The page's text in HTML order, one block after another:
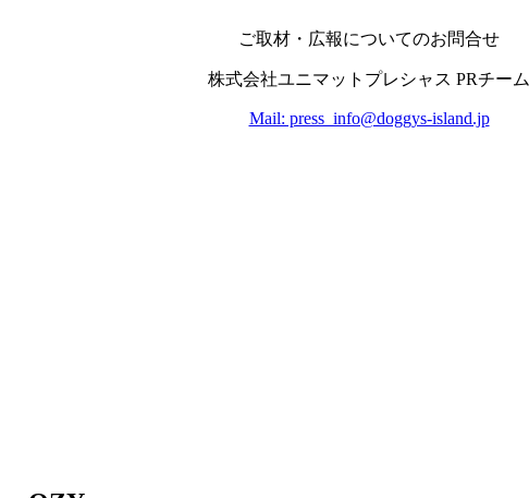
ご取材・広報についてのお問合せ
株式会社ユニマットプレシャス PRチーム
Mail: press_info@doggys-island.jp